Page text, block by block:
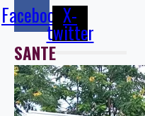
FacebookX-
twitter
SANTE